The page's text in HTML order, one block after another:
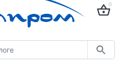
0